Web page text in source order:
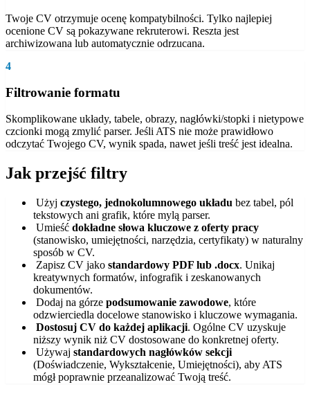
Twoje CV otrzymuje ocenę kompatybilności. Tylko najlepiej
ocenione CV są pokazywane rekruterowi. Reszta jest
archiwizowana lub automatycznie odrzucana.
4
Filtrowanie formatu
Skomplikowane układy, tabele, obrazy, nagłówki/stopki i nietypowe
czcionki mogą zmylić parser. Jeśli ATS nie może prawidłowo
odczytać Twojego CV, wynik spada, nawet jeśli treść jest idealna.
Jak przejść filtry
Użyj czystego, jednokolumnowego układu bez tabel, pól
tekstowych ani grafik, które mylą parser.
Umieść dokładne słowa kluczowe z oferty pracy
(stanowisko, umiejętności, narzędzia, certyfikaty) w naturalny
sposób w CV.
Zapisz CV jako standardowy PDF lub .docx. Unikaj
kreatywnych formatów, infografik i zeskanowanych
dokumentów.
Dodaj na górze podsumowanie zawodowe, które
odzwierciedla docelowe stanowisko i kluczowe wymagania.
Dostosuj CV do każdej aplikacji. Ogólne CV uzyskuje
niższy wynik niż CV dostosowane do konkretnej oferty.
Używaj standardowych nagłówków sekcji
(Doświadczenie, Wykształcenie, Umiejętności), aby ATS
mógł poprawnie przeanalizować Twoją treść.